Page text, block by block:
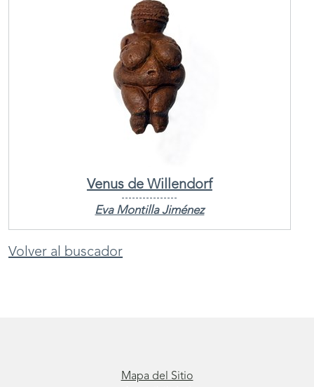
Venus de Willendorf
Eva Montilla Jiménez
Volver al buscador
Mapa del Sitio